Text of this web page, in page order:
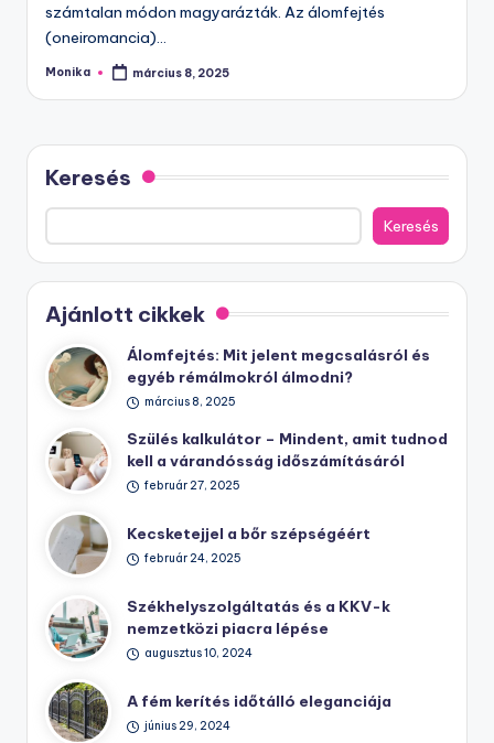
számtalan módon magyarázták. Az álomfejtés
(oneiromancia)…
Posted
Monika március 8, 2025
Keresés
Keresés
Ajánlott cikkek
Álomfejtés: Mit jelent megcsalásról és
egyéb rémálmokról álmodni?
március 8, 2025
Szülés kalkulátor – Mindent, amit tudnod
kell a várandósság időszámításáról
február 27, 2025
Kecsketejjel a bőr szépségéért
február 24, 2025
Székhelyszolgáltatás és a KKV-k
nemzetközi piacra lépése
augusztus 10, 2024
A fém kerítés időtálló eleganciája
június 29, 2024